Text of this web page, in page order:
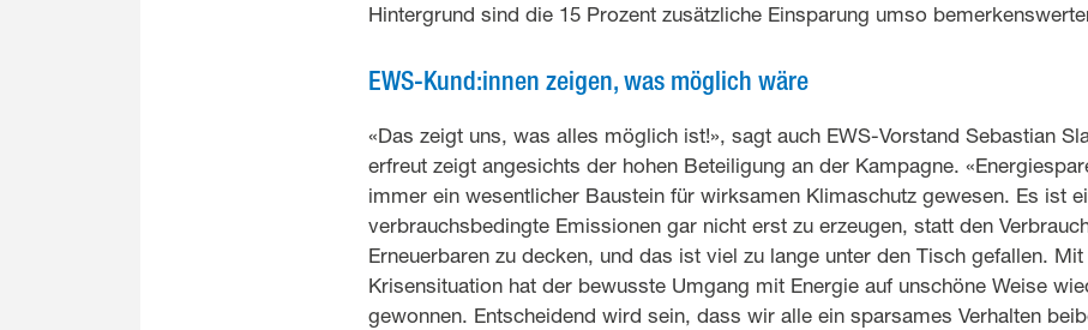
Hintergrund sind die 15 Prozent zusätzliche Einsparung umso
EWS-Kund:innen zeigen, was möglich wäre
«Das zeigt uns, was alles möglich ist!», sagt auch EWS-Vorstand Sebastian
erfreut zeigt angesichts der hohen Beteiligung an der Kampagne.
immer ein wesentlicher Baustein für wirksamen Klimaschutz gewesen. Es ist
verbrauchsbedingte Emissionen gar nicht erst zu erzeugen, statt den
Erneuerbaren zu decken, und das ist viel zu lange unter den Tisch gefallen.
Krisensituation hat der bewusste Umgang mit Energie auf unschöne Weise
gewonnen. Entscheidend wird sein, dass wir alle ein sparsames Verhalten